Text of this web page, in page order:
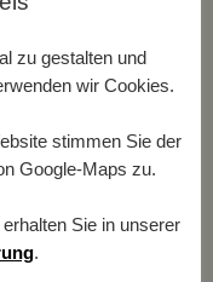
zu gestalten und
wir Cookies.
stimmen Sie der
Google-Maps zu.
Sie in unserer
.